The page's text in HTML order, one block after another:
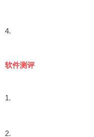
4.
软件测评
1.
2.